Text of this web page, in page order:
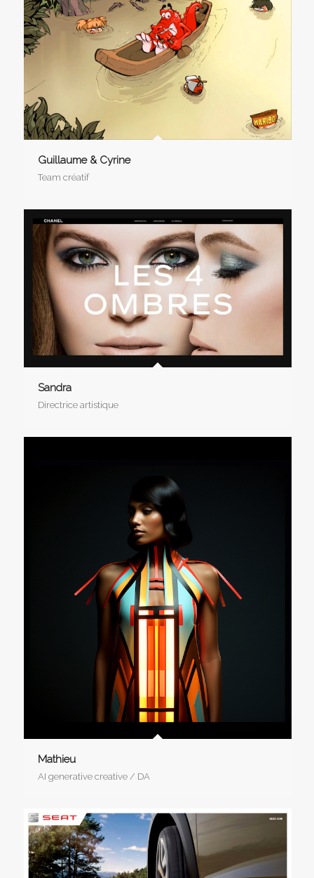
Guillaume & Cyrine
Team créatif
Sandra
Directrice artistique
Mathieu
AI generative creative / DA